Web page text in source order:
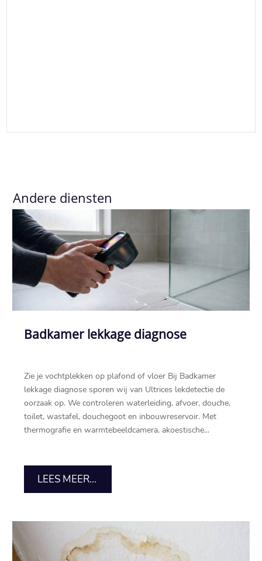
Andere diensten
Badkamer lekkage diagnose
Zie je vochtplekken op plafond of vloer Bij Badkamer
lekkage diagnose sporen wij van Ultrices lekdetectie de
oorzaak op.​ We controleren waterleiding, afvoer, douche,
toilet, wastafel, douchegoot en inbouwreservoir.​ Met
thermografie en warmtebeeldcamera, akoestische...
LEES MEER...